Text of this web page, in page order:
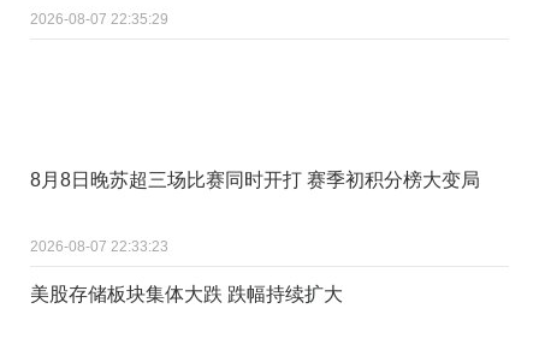
2026-08-07 22:35:29
8月8日晚苏超三场比赛同时开打 赛季初积分榜大变局
2026-08-07 22:33:23
美股存储板块集体大跌 跌幅持续扩大